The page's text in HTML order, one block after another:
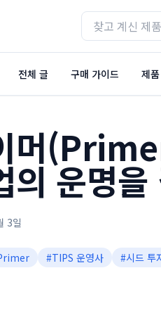
전체 글 구매 가이드 제
머
의 운명
3일
#TIPS 운영사 #시드 투